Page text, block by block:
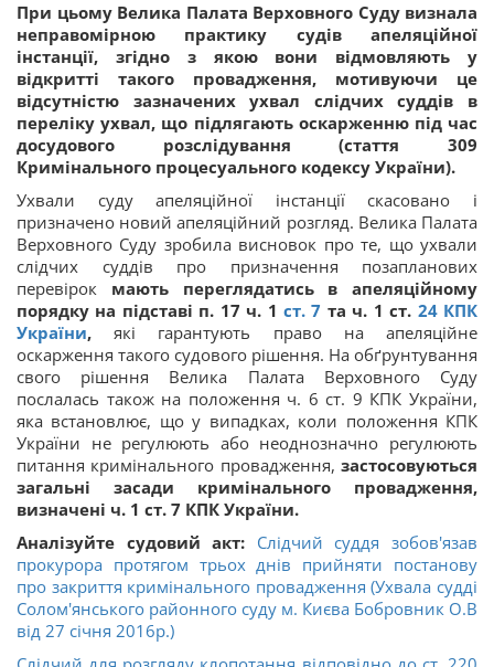
При цьому Велика Палата Верховного Суду визнала
неправомірною практику судів апеляційної
інстанції, згідно з якою вони відмовляють у
відкритті такого провадження, мотивуючи це
відсутністю зазначених ухвал слідчих суддів в
переліку ухвал, що підлягають оскарженню під час
досудового розслідування (стаття 309
Кримінального процесуального кодексу України).
Ухвали суду апеляційної інстанції скасовано і
призначено новий апеляційний розгляд. Велика Палата
Верховного Суду зробила висновок про те, що ухвали
слідчих суддів про призначення позапланових
перевірок мають переглядатись в апеляційному
порядку на підставі п. 17 ч. 1 ст. 7 та ч. 1 ст. 24 КПК
України,які гарантують право на апеляційне
оскарження такого судового рішення. На обґрунтування
свого рішення Велика Палата Верховного Суду
послалась також на положення ч. 6 ст. 9 КПК України,
яка встановлює, що у випадках, коли положення КПК
України не регулюють або неоднозначно регулюють
питання кримінального провадження, застосовуються
загальні засади кримінального провадження,
визначені ч. 1 ст. 7 КПК України.
Аналізуйте судовий акт: Слідчий суддя зобов'язав
прокурора протягом трьох днів прийняти постанову
про закриття кримінального провадження (Ухвала судді
Солом'янського районного суду м. Києва Бобровник О.В
від 27 січня 2016р.)